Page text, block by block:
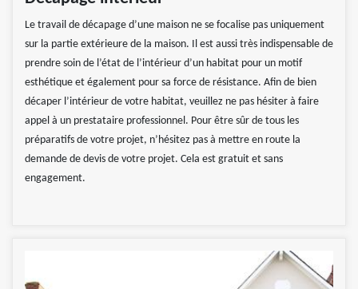
Le travail de décapage d’une maison ne se focalise pas uniquement
sur la partie extérieure de la maison. Il est aussi très indispensable de
prendre soin de l’état de l’intérieur d’un habitat pour un motif
esthétique et également pour sa force de résistance. Afin de bien
décaper l’intérieur de votre habitat, veuillez ne pas hésiter à faire
appel à un prestataire professionnel. Pour être sûr de tous les
préparatifs de votre projet, n’hésitez pas à mettre en route la
demande de devis de votre projet. Cela est gratuit et sans
engagement.